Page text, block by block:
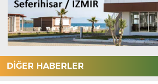
DİĞER HABERLER